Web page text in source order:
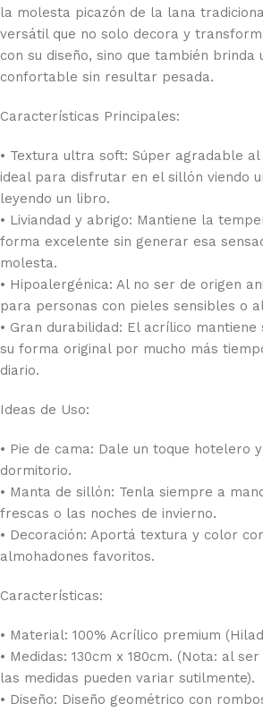
la molesta picazón de la lana
versátil que no solo decora y
con su diseño, sino que también brinda
confortable sin resultar pesada.
Características Principales:
• Textura ultra soft: Súper agradable
ideal para disfrutar en el sillón viendo
leyendo un libro.
• Liviandad y abrigo: Mantiene la
forma excelente sin generar esa
molesta.
• Hipoalergénica: Al no ser de origen
para personas con pieles sensibles o
• Gran durabilidad: El acrílico mantiene
su forma original por mucho más
diario.
Ideas de Uso:
• Pie de cama: Dale un toque hotelero
dormitorio.
• Manta de sillón: Tenla siempre a
frescas o las noches de invierno.
• Decoración: Aportá textura y color
almohadones favoritos.
Características:
• Material: 100% Acrílico premium
• Medidas: 130cm x 180cm. (Nota: al
las medidas pueden variar sutilmente).
• Diseño: Diseño geométrico con